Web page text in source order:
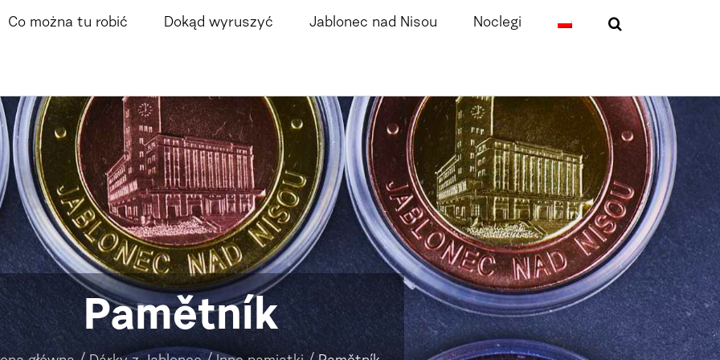
Co można tu robić Dokąd wyruszyć Jablonec nad Nisou Noclegi
Pamětník